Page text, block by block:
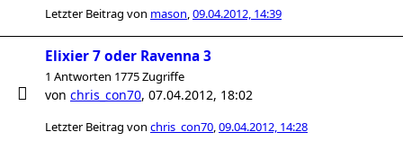
Letzter Beitrag von mason,09.04.2012, 14:39
Elixier 7 oder Ravenna 3
1 Antworten 1775 Zugriffe
von chris_con70, 07.04.2012, 18:02
Letzter Beitrag von chris_con70,09.04.2012, 14:28